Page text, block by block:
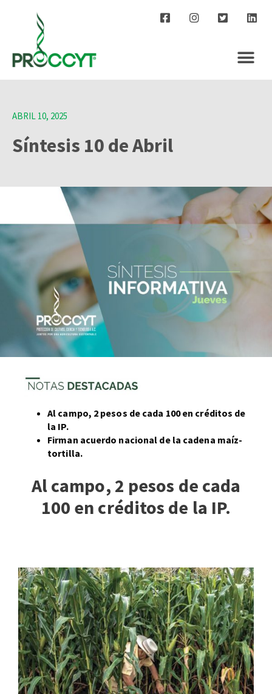
ABRIL 10, 2025
Síntesis 10 de Abril
Al campo, 2 pesos de cada 100 en créditos de
la IP.
Firman acuerdo nacional de la cadena maíz-
tortilla.
Al campo, 2 pesos de cada
100 en créditos de la IP.